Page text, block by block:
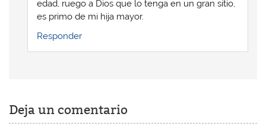
edad, ruego a Dios que lo tenga en un gran sitio,
es primo de mi hija mayor.
Responder
Deja un comentario